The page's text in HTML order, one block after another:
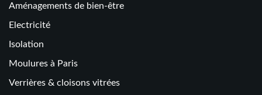
Aménagements de bien-être
Electricité
Isolation
Moulures à Paris
Verrières & cloisons vitrées